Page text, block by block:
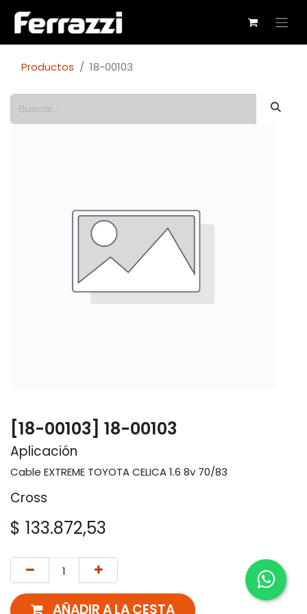
Productos 18-00103
[18-00103] 18-00103
Aplicación
Cable EXTREME TOYOTA CELICA 1.6 8v 70/83
Cross
$ 133.872,53
AÑADIR A LA CESTA